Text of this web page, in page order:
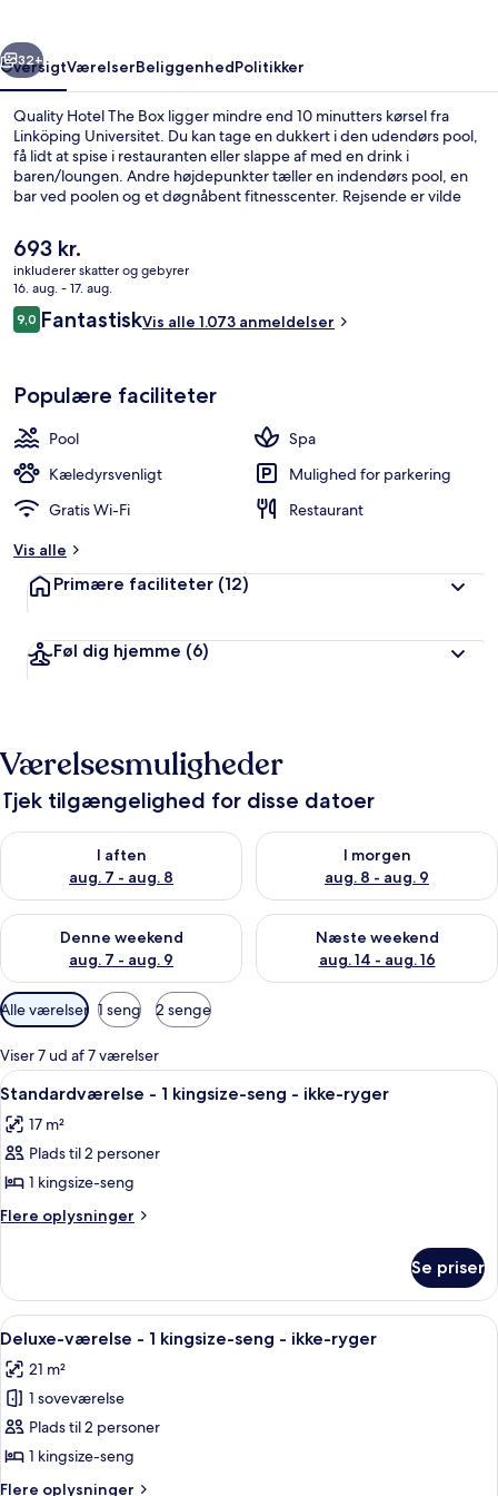
Næste
32+
OversigtVærelserBeliggenhedPolitikker
Quality Hotel The Box ligger mindre end 10 minutters kørsel fra
Linköping Universitet. Du kan tage en dukkert i den udendørs pool,
få lidt at spise i restauranten eller slappe af med en drink i
baren/loungen. Andre højdepunkter tæller en indendørs pool, en
bar ved poolen og et døgnåbent fitnesscenter. Rejsende er vilde
Den
nuværende
pris
er
693 kr.
693 kr.
inkluderer skatter og gebyrer
16. aug. - 17. aug.
Anmeldelser
9,09,0 ud af 10.
FantastiskVis alle 1.073 anmeldelser
Populære faciliteter
Pool
Spa
Kæledyrsvenligt
Mulighed for parkering
Gratis Wi-Fi
Restaurant
Vis alle
Primære faciliteter (12)
Føl dig hjemme (6)
Værelsesmuligheder
Tjek tilgængelighed for disse datoer
I aften
aug. 7 - aug. 8
Tjek tilgængelighed for i aften aug. 7 - aug. 8
I morgen
aug. 8 - aug. 9
Tjek tilgængelighed for i
Denne weekend
aug. 7 - aug. 9
Tjek tilgængelighed for denne weekend aug. 7 - aug. 9
Næste weekend
aug. 14 - aug. 16
Tjek tilgængelighed for næste
Tilgængelige
filtre
for
værelser
Alle værelser 1 seng 2 senge
Viser 7 ud af 7 værelser
Indlæs
alle
billeder
af
Standardværelse
-
seng
ikke-
ryger
Et hotelværelse med seng, en væg
4
Standardværelse - 1 kingsize-seng - ikke-ryger
17 m²
Plads til 2 personer
1 kingsize-seng
Flere oplysninger
Flere
-
kingsize-
ikke-
ryger
Se priser
Indlæs
alle
billeder
af
Deluxe-
værelse
-
Et hotelværelse med seng,
6
Deluxe-værelse - 1 kingsize-seng - ikke-ryger
21 m²
1 soveværelse
Plads til 2 personer
1 kingsize-seng
Flere oplysninger
Flere